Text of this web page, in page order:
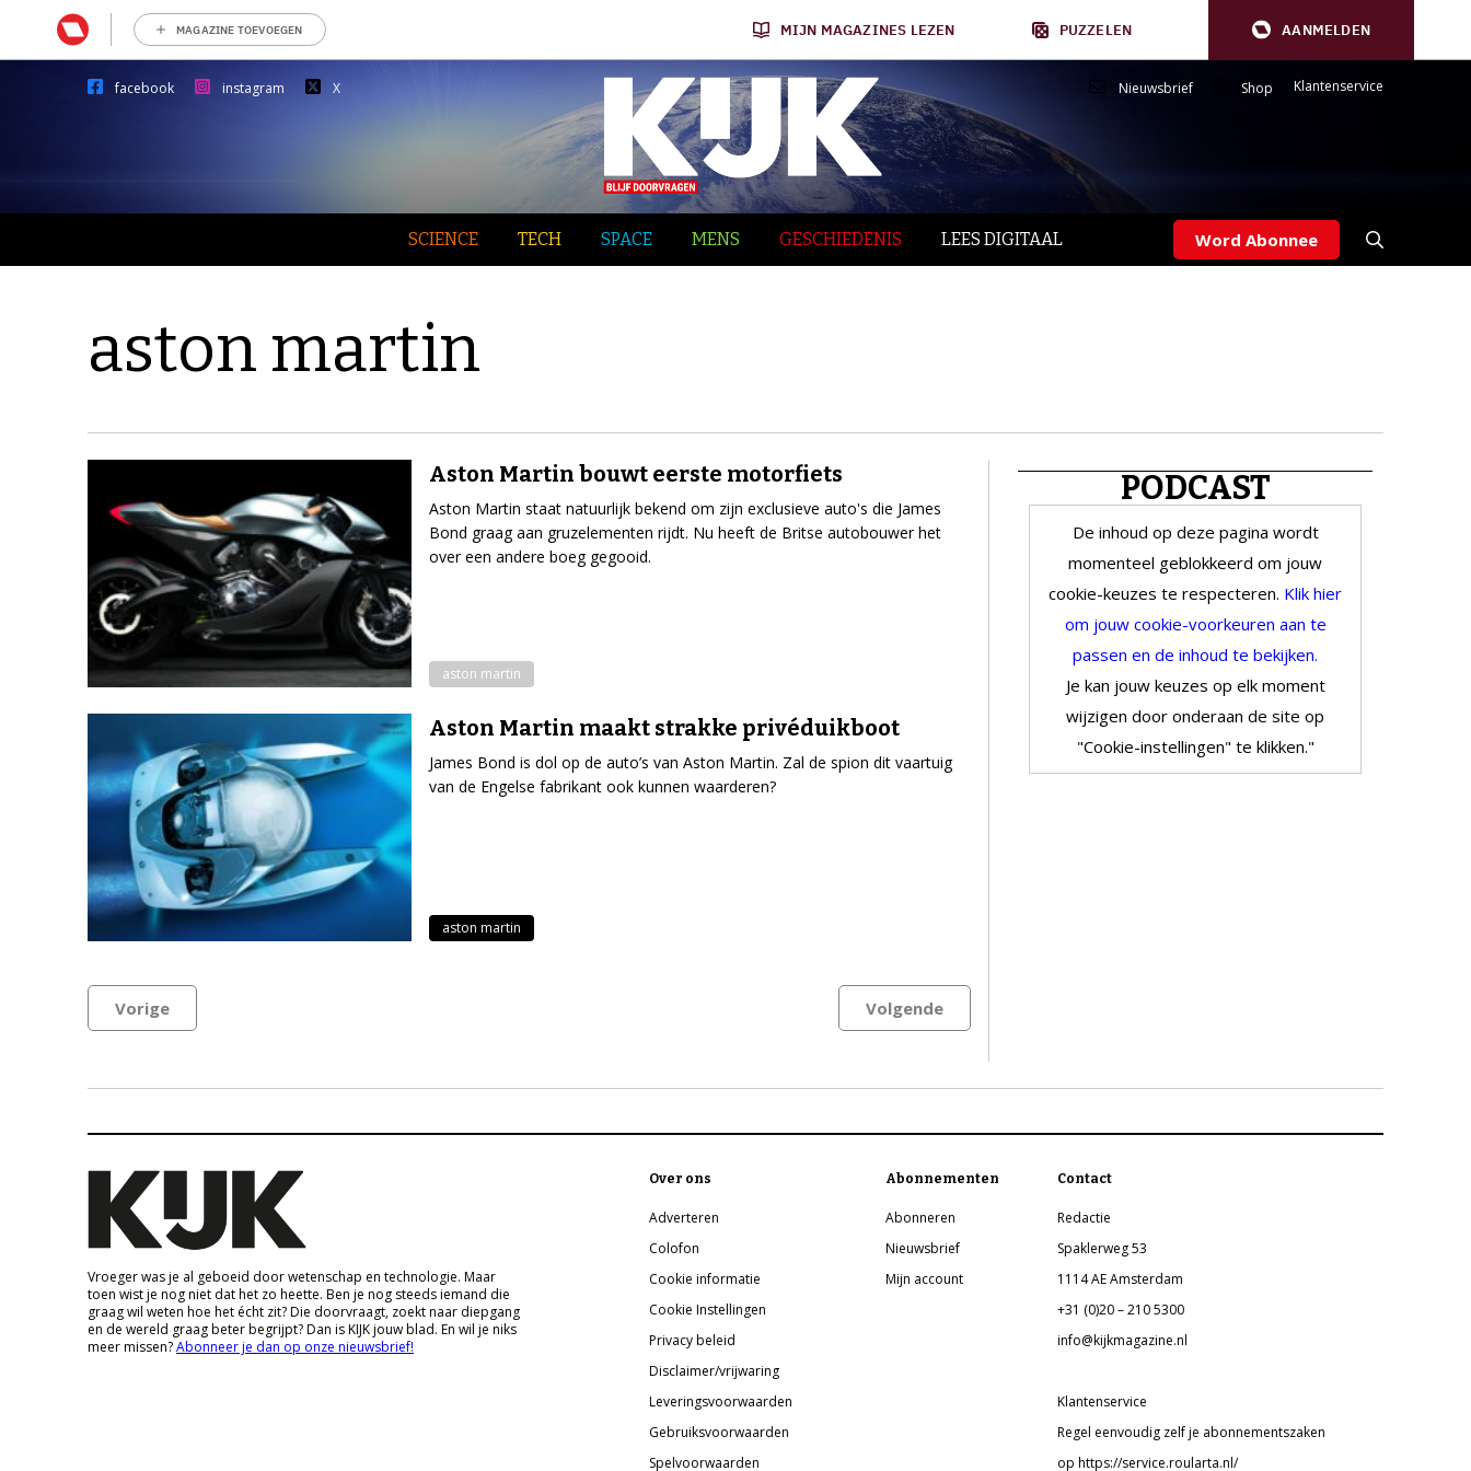
MAGAZINE TOEVOEGEN MIJN MAGAZINES LEZEN PUZZELEN AANMELDEN
facebook instagram X Nieuwsbrief Shop Klantenservice
SCIENCE TECH SPACE MENS GESCHIEDENIS LEES DIGITAAL Word Abonnee
aston martin
Aston Martin bouwt eerste motorfiets
Aston Martin staat natuurlijk bekend om zijn exclusieve auto's die James
Bond graag aan gruzelementen rijdt. Nu heeft de Britse autobouwer het
over een andere boeg gegooid.
aston martin
Aston Martin maakt strakke privéduikboot
James Bond is dol op de auto’s van Aston Martin. Zal de spion dit vaartuig
van de Engelse fabrikant ook kunnen waarderen?
aston martin
Vorige Volgende
PODCAST
De inhoud op deze pagina wordt
momenteel geblokkeerd om jouw
cookie-keuzes te respecteren. Klik hier
om jouw cookie-voorkeuren aan te
passen en de inhoud te bekijken.
Je kan jouw keuzes op elk moment
wijzigen door onderaan de site op
"Cookie-instellingen" te klikken."
Vroeger was je al geboeid door wetenschap en technologie. Maar
toen wist je nog niet dat het zo heette. Ben je nog steeds iemand die
graag wil weten hoe het écht zit? Die doorvraagt, zoekt naar diepgang
en de wereld graag beter begrijpt? Dan is KIJK jouw blad. En wil je niks
meer missen?Abonneer je dan op onze nieuwsbrief!
Over ons
Adverteren
Colofon
Cookie informatie
Cookie Instellingen
Privacy beleid
Disclaimer/vrijwaring
Leveringsvoorwaarden
Gebruiksvoorwaarden
Spelvoorwaarden
Abonnementen
Abonneren
Nieuwsbrief
Mijn account
Contact
Redactie
Spaklerweg 53
1114 AE Amsterdam
+31 (0)20 – 210 5300
info@kijkmagazine.nl
Klantenservice
Regel eenvoudig zelf je abonnementszaken
op https://service.roularta.nl/